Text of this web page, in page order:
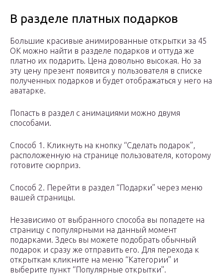
В разделе платных подарков
Большие красивые анимированные открытки за 45
ОК можно найти в разделе подарков и оттуда же
платно их подарить. Цена довольно высокая. Но за
эту цену презент появится у пользователя в списке
полученных подарков и будет отображаться у него на
аватарке.
Попасть в раздел с анимациями можно двумя
способами.
Способ 1. Кликнуть на кнопку “Сделать подарок”,
расположенную на странице пользователя, которому
готовите сюрприз.
Способ 2. Перейти в раздел “Подарки” через меню
вашей страницы.
Независимо от выбранного способа вы попадете на
страницу с популярными на данный момент
подарками. Здесь вы можете подобрать обычный
подарок и сразу же отправить его. Для перехода к
открыткам кликните на меню “Категории” и
выберите пункт “Популярные открытки”.